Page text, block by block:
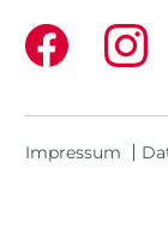
Impressum